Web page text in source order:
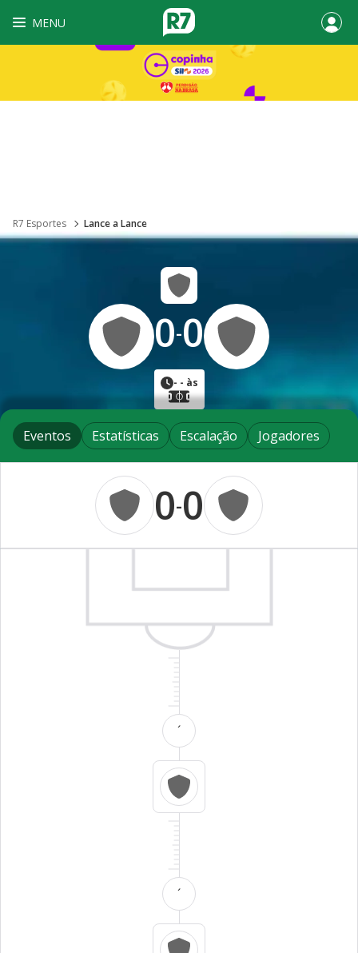
MENU
R7 Esportes Lance a Lance
0-0
- - às
Eventos Estatísticas Escalação Jogadores
0-0
´
´